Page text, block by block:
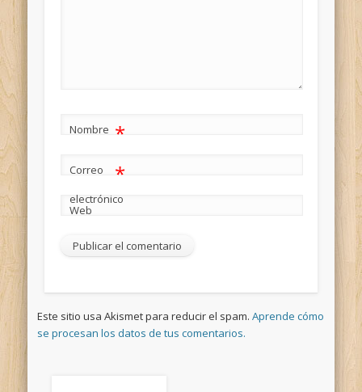
Nombre *
Correo
electrónico
*
Web
Este sitio usa Akismet para reducir el spam.Aprende cómo
se procesan los datos de tus comentarios.